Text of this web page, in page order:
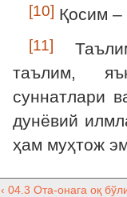
[10] Қосим –
[11]
таълим,
суннатлари
дунёвий
ҳам муҳтож
‹ 04.3 Ота-онага оқ